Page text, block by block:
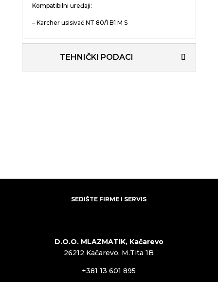
Kompatibilni uređaji:
– Karcher usisivač NT 80/1 B1 M S
TEHNIČKI PODACI
SEDIŠTE FIRME I SERVIS
D.O.O. MLAZMATIK, Kačarevo
26212 Kačarevo, M.Tita 1B
+381 13 601 895